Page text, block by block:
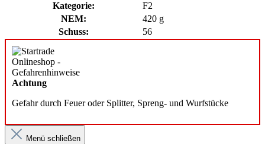
Kategorie:
F2
NEM:
420 g
Schuss:
56
Achtung
Gefahr durch Feuer oder Splitter, Spreng- und Wurfstücke
Menü schließen